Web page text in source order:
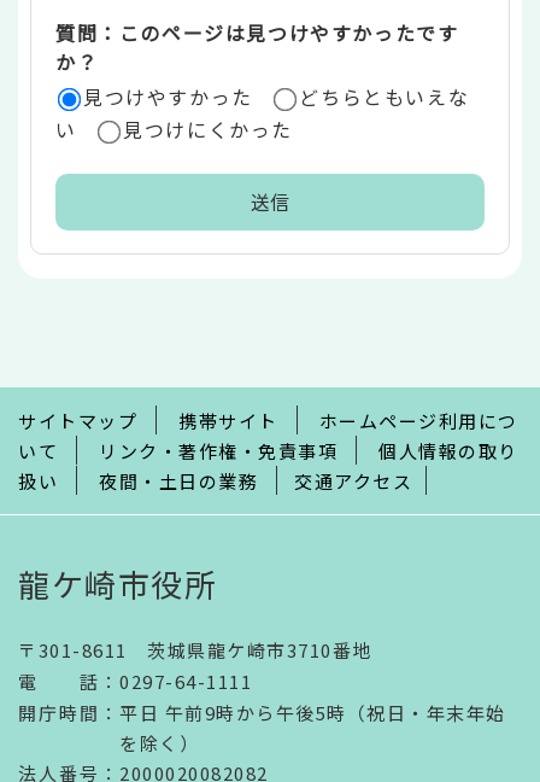
質問：このページは見つけやすかったです
か？
見つけやすかった
どちらともいえな
い
見つけにくかった
で
サイトマップ 携帯サイト
ホームページ利用につ
いて
リンク・著作権・免責事項
個人情報の取り
扱い
夜間・土日の業務 交通アクセス
龍ケ崎市役所
〒301-8611 茨城県龍ケ崎市3710番地
電話 ： 0297-64-1111
開庁時間 ： 平日 午前9時から午後5時（祝日・年末年始
を除く）
法人番号 ：2000020082082